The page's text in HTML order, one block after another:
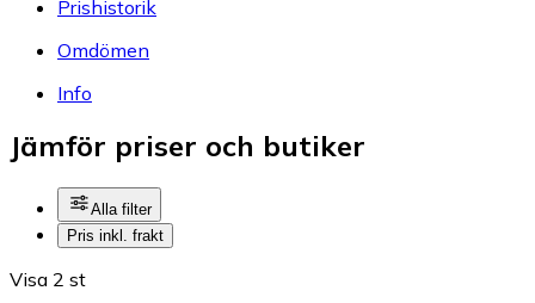
Prishistorik
Omdömen
Info
Jämför priser och butiker
Alla filter
Pris inkl. frakt
Visa 2 st